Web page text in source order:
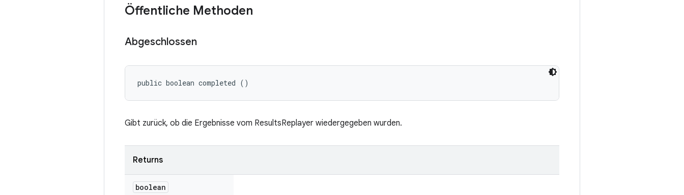
Öffentliche Methoden
Abgeschlossen
public boolean completed ()
Gibt zurück, ob die Ergebnisse vom ResultsReplayer wiedergegeben wurden.
Returns
boolean